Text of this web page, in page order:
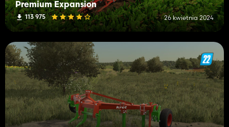
Premium Expansion
113 975 26 kwietnia 2024